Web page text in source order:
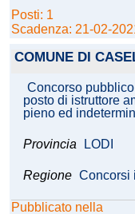
Posti: 1
Scadenza: 21-02-
COMUNE DI
Concorso
posto di istruttore
pieno ed
Provincia LODI
Regione Concorsi
Pubblicato nella